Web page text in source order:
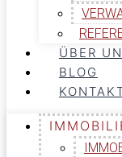
ÜBER
BLOG